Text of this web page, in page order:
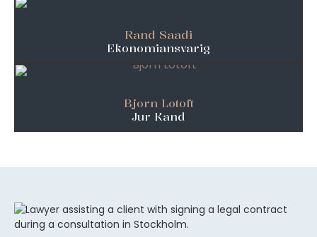
Rand Saadi
Ekonomiansvarig
Bjorn Lotoft
Jur Kand